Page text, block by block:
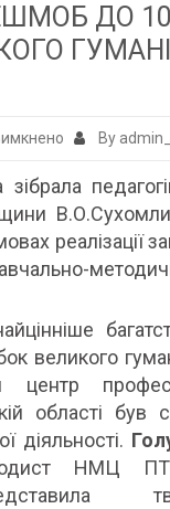
ДО
до
ФЛЕШМОБ
ДО
100
–
ВІД
ДНЯ
НАРОДЖЕННЯ
ВЕЛИКОГО
ГУМАНІСТА
ВАСИЛЯ
By
реалізації
великого
області був
діяльності.
НМЦ